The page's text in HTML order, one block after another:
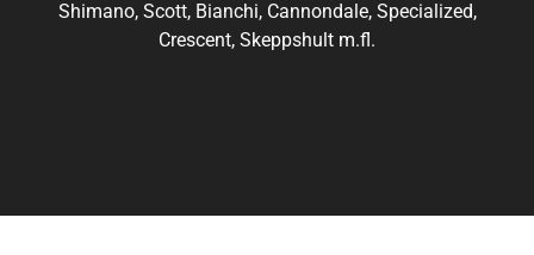
Shimano, Scott, Bianchi, Cannondale, Specialized,
Crescent, Skeppshult m.fl.